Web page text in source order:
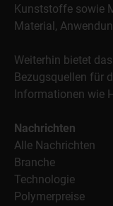
Kunststoffe sowie
Material,
Weiterhin bietet
Bezugsquellen für
Informationen wie
Nachrichten
Alle Nachrichten
Branche
Technologie
Polymerpreise